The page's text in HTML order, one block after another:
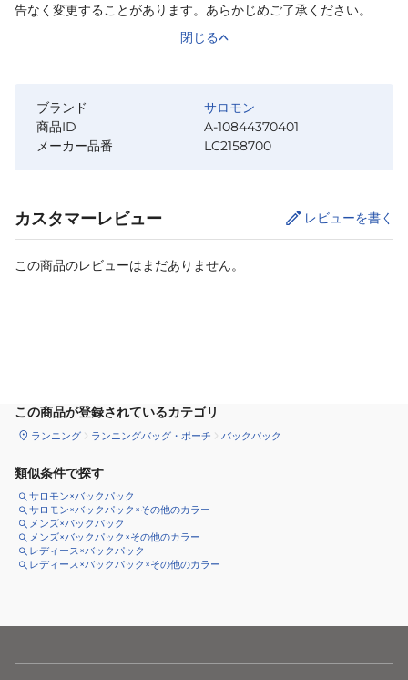
告なく変更することがあります。あらかじめご了承ください。
閉じる
ブランド
サロモン
商品ID
A-10844370401
メーカー品番
LC2158700
カスタマーレビュー レビューを書く
この商品のレビューはまだありません。
この商品が登録されているカテゴリ
ランニング ランニングバッグ・ポーチ バックパック
類似条件で探す
サロモン×バックパック
サロモン×バックパック×その他のカラー
メンズ×バックパック
メンズ×バックパック×その他のカラー
レディース×バックパック
レディース×バックパック×その他のカラー